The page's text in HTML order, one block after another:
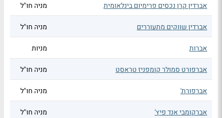
אברדין קרן נכסים פרימיום בינלאומית
מניה חו"ל
אברדין שווקים מתעוררים מניה חו"ל
אברות מניות
אברפורט סמולר קומפניז טראסט מניה חו"ל
אברפורת' מניה חו"ל
אברקומבי אנד פיץ' מניה חו"ל